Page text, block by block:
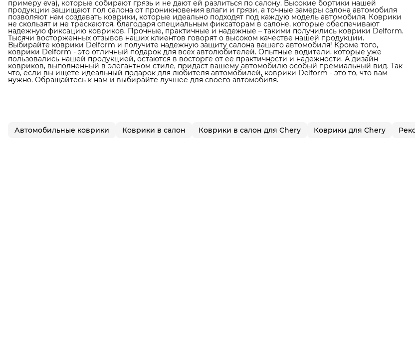
примеру eva), которые собирают грязь и не дают ей разлиться по салону. Высокие бортики нашей
продукции защищают пол салона от проникновения влаги и грязи, а точные замеры салона автомобиля
позволяют нам создавать коврики, которые идеально подходят под каждую модель автомобиля. Коврики
не скользят и не трескаются, благодаря специальным фиксаторам в салоне, которые обеспечивают
надежную фиксацию ковриков. Прочные, практичные и надежные – такими получились коврики Delform.
Тысячи восторженных отзывов наших клиентов говорят о высоком качестве нашей продукции.
Выбирайте коврики Delform и получите надежную защиту салона вашего автомобиля! Кроме того,
коврики Delform - это отличный подарок для всех автолюбителей. Опытные водители, которые уже
пользовались нашей продукцией, остаются в восторге от ее практичности и надежности. А дизайн
ковриков, выполненный в элегантном стиле, придаст вашему автомобилю особый премиальный вид. Так
что, если вы ищете идеальный подарок для любителя автомобилей, коврики Delform - это то, что вам
нужно. Обращайтесь к нам и выбирайте лучшее для своего автомобиля.
Автомобильные коврики Коврики в салон Коврики в салон для Chery Коврики для Chery